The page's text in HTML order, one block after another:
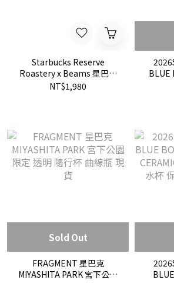
Starbucks Reserve
Roastery x Beams 星巴克
筆電包 電腦包 SR05
NT$1,980
BLUE
Sold Out
FRAGMENT 星巴克
MIYASHITA PARK 宮下公園